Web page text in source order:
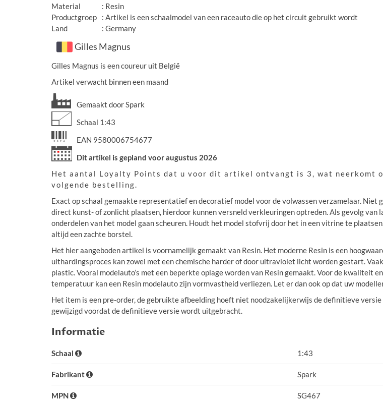
Material
: Resin
Productgroep
: Artikel is een schaalmodel van een raceauto die op het circuit gebruikt wordt
Land
: Germany
Gilles Magnus
Gilles Magnus is een coureur uit België
Artikel verwacht binnen een maand
Gemaakt door Spark
Schaal 1:43
EAN 9580006754677
Dit artikel is gepland voor augustus 2026
Het aantal Loyalty Points dat u voor dit artikel ontvangt is 3, wat neerkomt
volgende bestelling.
Exact op schaal gemaakte representatief en decoratief model voor de volwassen verzamelaar.
direct kunst- of zonlicht plaatsen, hierdoor kunnen versneld verkleuringen optreden. Als gevolg
onderdelen van het model gaan scheuren. Houdt het model stofvrij door het in een vitrine te
altijd een zachte borstel.
Het hier aangeboden artikel is voornamelijk gemaakt van Resin. Het moderne Resin is een
uithardingsproces kan zowel met een chemische harder of door ultraviolet licht worden gestart.
plastic. Vooral modelauto’s met een beperkte oplage worden van Resin gemaakt. Voor de kwaliteit
temperatuur kan een Resin modelauto zijn vormvastheid verliezen. Let er dan ook op dat uw
Het item is een pre-order, de gebruikte afbeelding hoeft niet noodzakelijkerwijs de definitieve
gewijzigd voordat de definitieve versie wordt uitgebracht.
Informatie
Schaal 1:43
Fabrikant Spark
MPN SG467